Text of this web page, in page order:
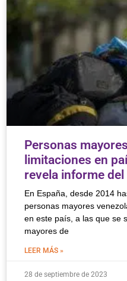
Personas
limitaciones en
revela informe del
En España, desde 2014
personas mayores
en este país, a las que se
mayores de
LEER MÁS »
28 de septiembre de 2023